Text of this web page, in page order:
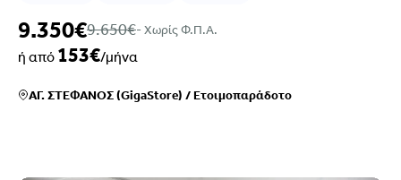
9.350€9.650€- Xωρίς Φ.Π.Α.
ή από 153€/μήνα
ΑΓ. ΣΤΕΦΑΝΟΣ (GigaStore) /Ετοιμοπαράδοτο